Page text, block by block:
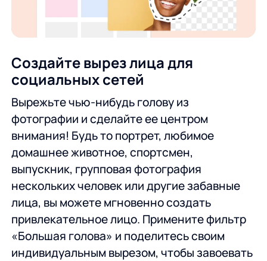
Создайте вырез лица для
социальных сетей
Вырежьте чью-нибудь голову из
фотографии и сделайте ее центром
внимания! Будь то портрет, любимое
домашнее животное, спортсмен,
выпускник, групповая фотография
нескольких человек или другие забавные
лица, вы можете мгновенно создать
привлекательное лицо. Примените фильтр
«Большая голова» и поделитесь своим
индивидуальным вырезом, чтобы завоевать